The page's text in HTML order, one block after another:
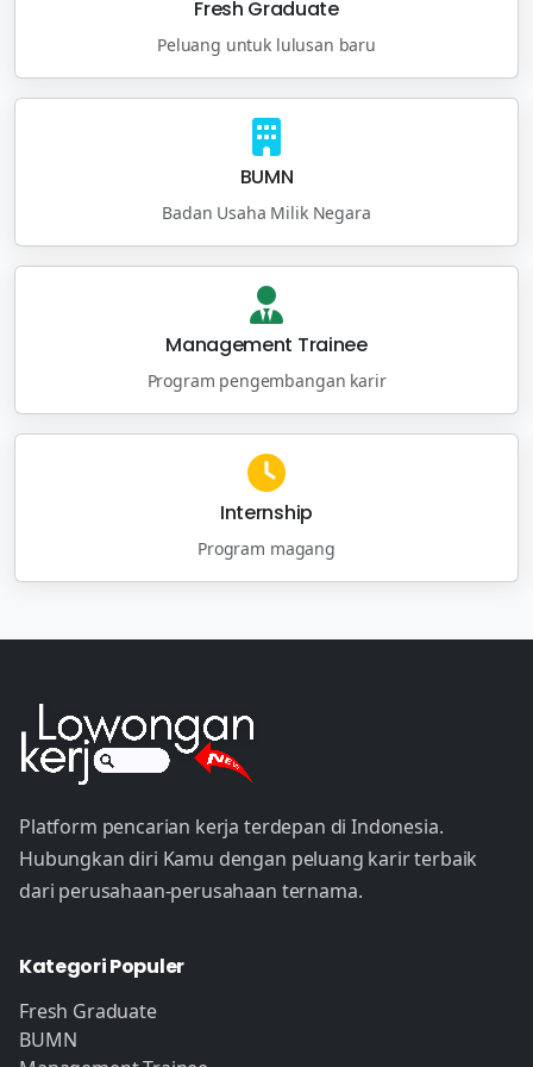
Fresh Graduate
Peluang untuk lulusan baru
BUMN
Badan Usaha Milik Negara
Management Trainee
Program pengembangan karir
Internship
Program magang
Platform pencarian kerja terdepan di Indonesia.
Hubungkan diri Kamu dengan peluang karir terbaik
dari perusahaan-perusahaan ternama.
Kategori Populer
Fresh Graduate
BUMN